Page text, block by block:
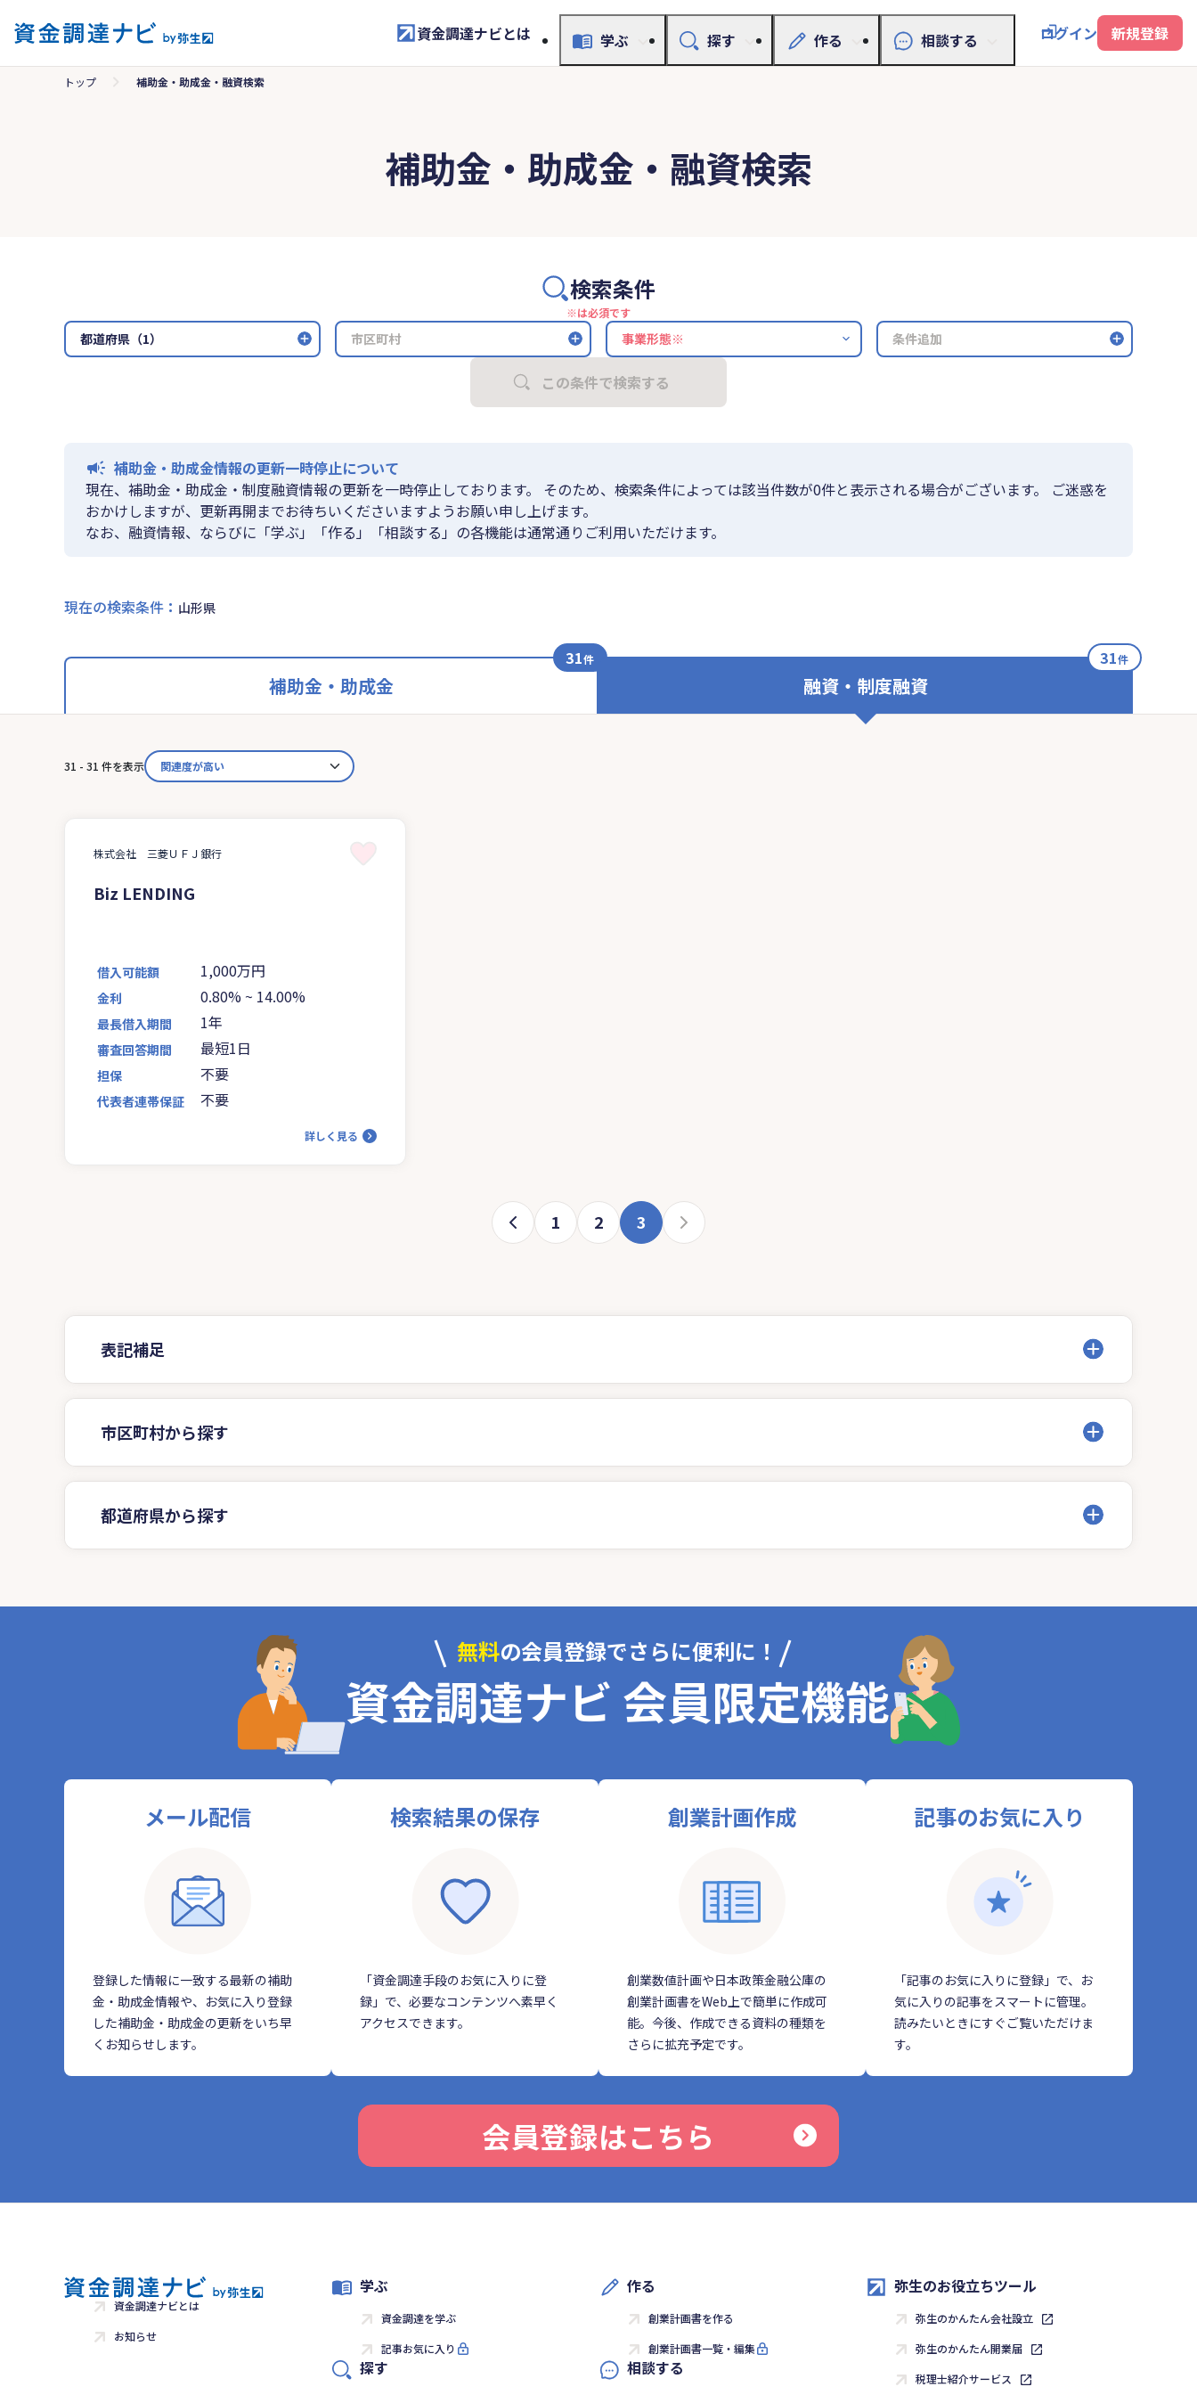
資金調達ナビとは 学ぶ 探す 作る 相談する ログイン 新規登録
トップ 補助金・助成金・融資検索
補助金・助成金・融資検索
検索条件
※は必須です
都道府県（1） 市区町村 条件追加
この条件で検索する
補助金・助成金情報の更新一時停止について
現在、補助金・助成金・制度融資情報の更新を一時停止しております。 そのため、検索条件によっては該当件数が0件と表示される場合がございます。 ご迷惑を
おかけしますが、更新再開までお待ちいくださいますようお願い申し上げます。
なお、融資情報、ならびに「学ぶ」「作る」「相談する」の各機能は通常通りご利用いただけます。
現在の検索条件 ： 山形県
補助金・助成金
31件
融資・制度融資
31件
31 - 31 件を表示
株式会社 三菱ＵＦＪ銀行
Biz LENDING
借入可能額 1,000万円
金利 0.80% ~ 14.00%
最長借入期間 1年
審査回答期間 最短1日
担保 不要
代表者連帯保証 不要
詳しく見る
1 2 3
表記補足
市区町村から探す
都道府県から探す
無料の会員登録でさらに便利に！
資金調達ナビ 会員限定機能
メール配信
登録した情報に一致する最新の補助
金・助成金情報や、お気に入り登録
した補助金・助成金の更新をいち早
くお知らせします。
検索結果の保存
「資金調達手段のお気に入りに登
録」で、必要なコンテンツへ素早く
アクセスできます。
創業計画作成
創業数値計画や日本政策金融公庫の
創業計画書をWeb上で簡単に作成可
能。今後、作成できる資料の種類を
さらに拡充予定です。
記事のお気に入り
「記事のお気に入りに登録」で、お
気に入りの記事をスマートに管理。
読みたいときにすぐご覧いただけま
す。
会員登録はこちら
資金調達ナビとは
お知らせ
学ぶ
資金調達を学ぶ
記事お気に入り
探す
作る
創業計画書を作る
創業計画書一覧・編集
相談する
弥生のお役立ちツール
弥生のかんたん会社設立
弥生のかんたん開業届
税理士紹介サービス